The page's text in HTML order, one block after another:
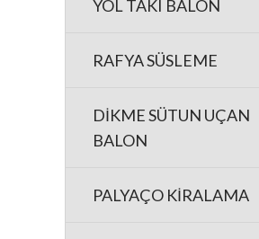
YOL TAKI BALON
RAFYA SÜSLEME
DİKME SÜTUN UÇAN
BALON
PALYAÇO KİRALAMA